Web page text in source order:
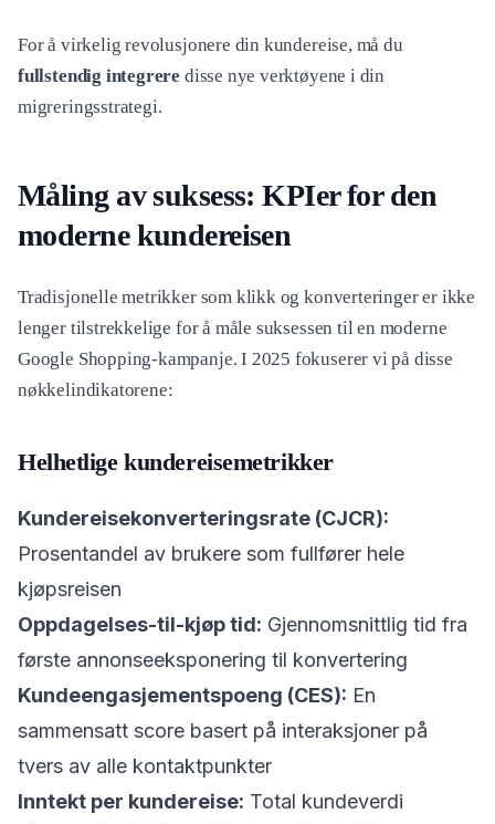
For å virkelig revolusjonere din kundereise, må du
fullstendig integrere disse nye verktøyene i din
migreringsstrategi.
Måling av suksess: KPIer for den
moderne kundereisen
Tradisjonelle metrikker som klikk og konverteringer er ikke
lenger tilstrekkelige for å måle suksessen til en moderne
Google Shopping-kampanje. I 2025 fokuserer vi på disse
nøkkelindikatorene:
Helhetlige kundereisemetrikker
Kundereisekonverteringsrate (CJCR):
Prosentandel av brukere som fullfører hele
kjøpsreisen
Oppdagelses-til-kjøp tid: Gjennomsnittlig tid fra
første annonseeksponering til konvertering
Kundeengasjementspoeng (CES): En
sammensatt score basert på interaksjoner på
tvers av alle kontaktpunkter
Inntekt per kundereise: Total kundeverdi